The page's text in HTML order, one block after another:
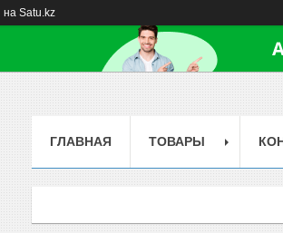
на Satu.kz
ГЛАВНАЯ ТОВАРЫ